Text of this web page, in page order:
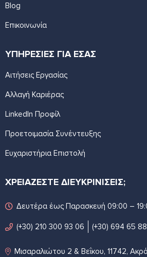
Blog
Επικοινωνία
ΥΠΗΡΕΣΙΕΣ ΓΙΑ ΕΣΑΣ
Αιτήσεις Εργασίας
Αλλαγή Καριέρας
LinkedIn Προφίλ
Προετοιμασία Συνέντευξης
Ευχαριστήρια Επιστολή
ΧΡΕΙΑΖΕΣΤΕ ΔΙΕΥΚΡΙΝΙΣΕΙΣ;
Δευτέρα έως Παρασκευή 09:00 –
(+30) 210 300 93 06 (+30) 694 65
Μισαραλιώτου 2 & Βεΐκου, 11742,